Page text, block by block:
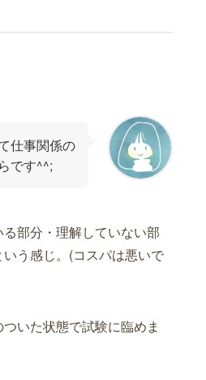
仕事関係の
です^^;
部分・理解していない部
う感じ。(コスパは悪いで
いた状態で試験に臨めま